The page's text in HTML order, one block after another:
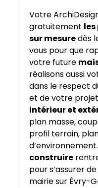
Votre
gratuitement
sur mesuredès
vous pour que
votre future
réalisons aussi
dans le respect
et de votre
intérieur et
plan masse,
profil terrain,
construire
pour s’assurer
mairie sur Évry-